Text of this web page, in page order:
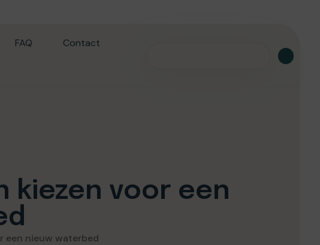
FAQ
Contact
kiezen voor een
een nieuw waterbed